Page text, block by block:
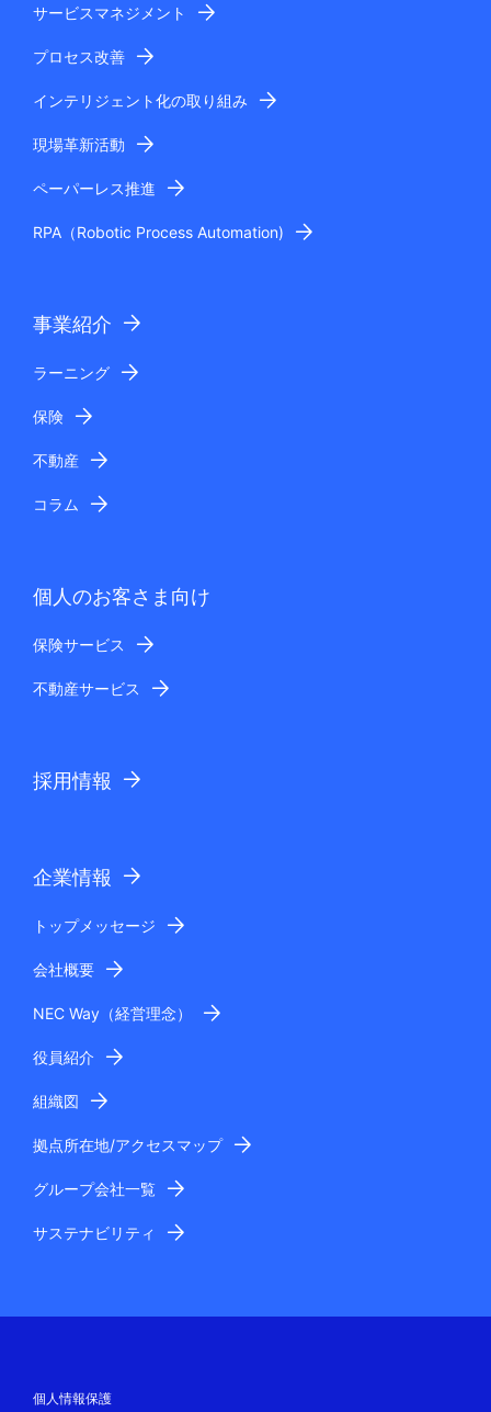
サービスマネジメント
プロセス改善
インテリジェント化の取り組み
現場革新活動
ペーパーレス推進
RPA（Robotic Process Automation)
事業紹介
ラーニング
保険
不動産
コラム
個人のお客さま向け
保険サービス
不動産サービス
採用情報
企業情報
トップメッセージ
会社概要
NEC Way（経営理念）
役員紹介
組織図
拠点所在地/アクセスマップ
グループ会社一覧
サステナビリティ
個人情報保護